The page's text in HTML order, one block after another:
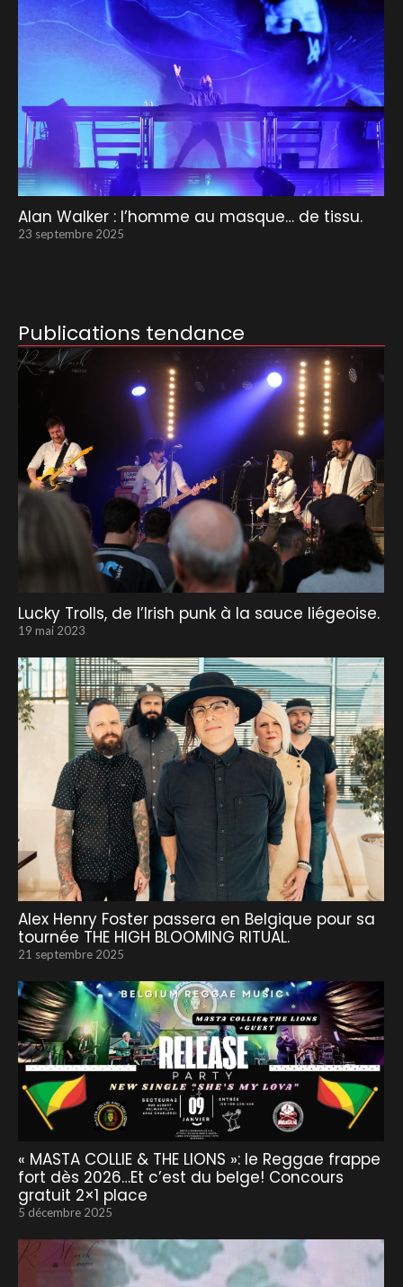
Alan Walker : l’homme au masque… de tissu.
23 septembre 2025
Publications tendance
Lucky Trolls, de l’Irish punk à la sauce liégeoise.
19 mai 2023
Alex Henry Foster passera en Belgique pour sa
tournée THE HIGH BLOOMING RITUAL.
21 septembre 2025
« MASTA COLLIE & THE LIONS »: le Reggae frappe
fort dès 2026…Et c’est du belge! Concours
gratuit 2×1 place
5 décembre 2025